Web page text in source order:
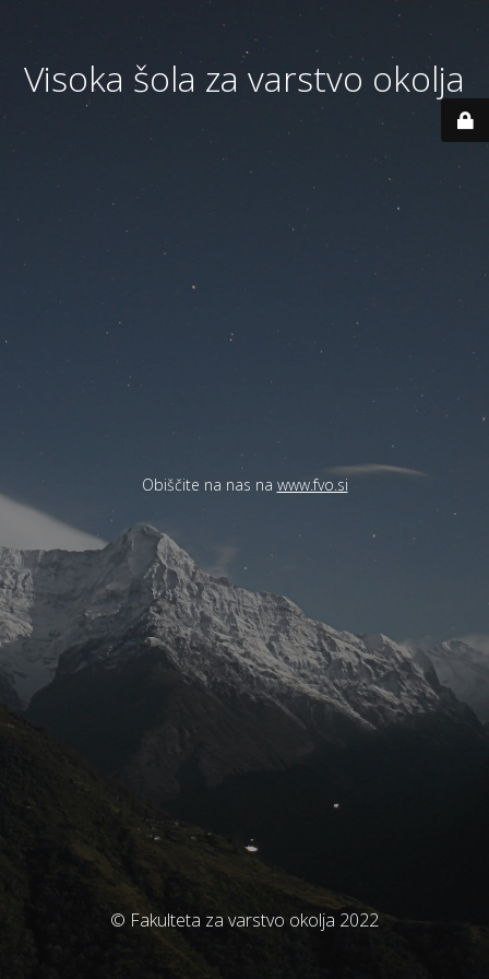
Visoka šola za varstvo okolja
Obiščite na nas na www.fvo.si
© Fakulteta za varstvo okolja 2022